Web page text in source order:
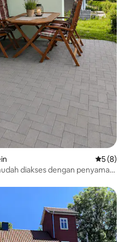
5 (8)
diakses dengan penyaman